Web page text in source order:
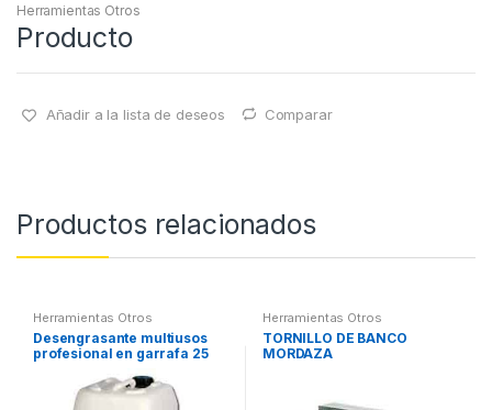
Herramientas Otros
Producto
Añadir a la lista de deseos Comparar
Productos relacionados
Herramientas Otros
Desengrasante multiusos
profesional en garrafa 25
Herramientas Otros
TORNILLO DE BANCO
MORDAZA